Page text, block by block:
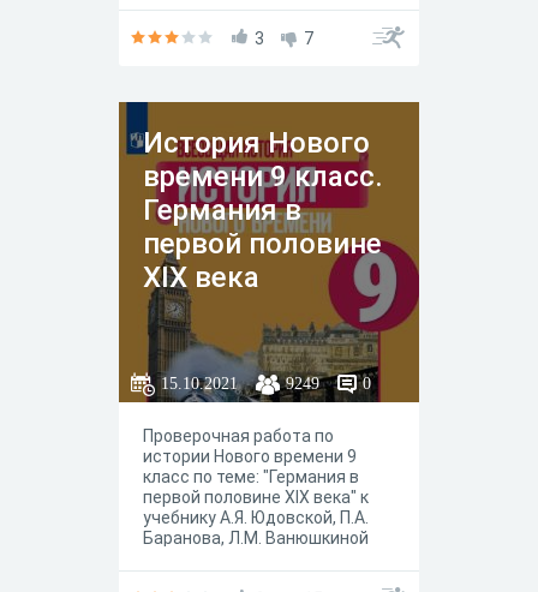
Искандерова, Москва
3 7
История Нового
времени 9 класс.
Германия в
первой половине
XIX века
15.10.2021 9249 0
Проверочная работа по
истории Нового времени 9
класс по теме: "Германия в
первой половине XIX века" к
учебнику А.Я. Юдовской, П.А.
Баранова, Л.М. Ванюшкиной